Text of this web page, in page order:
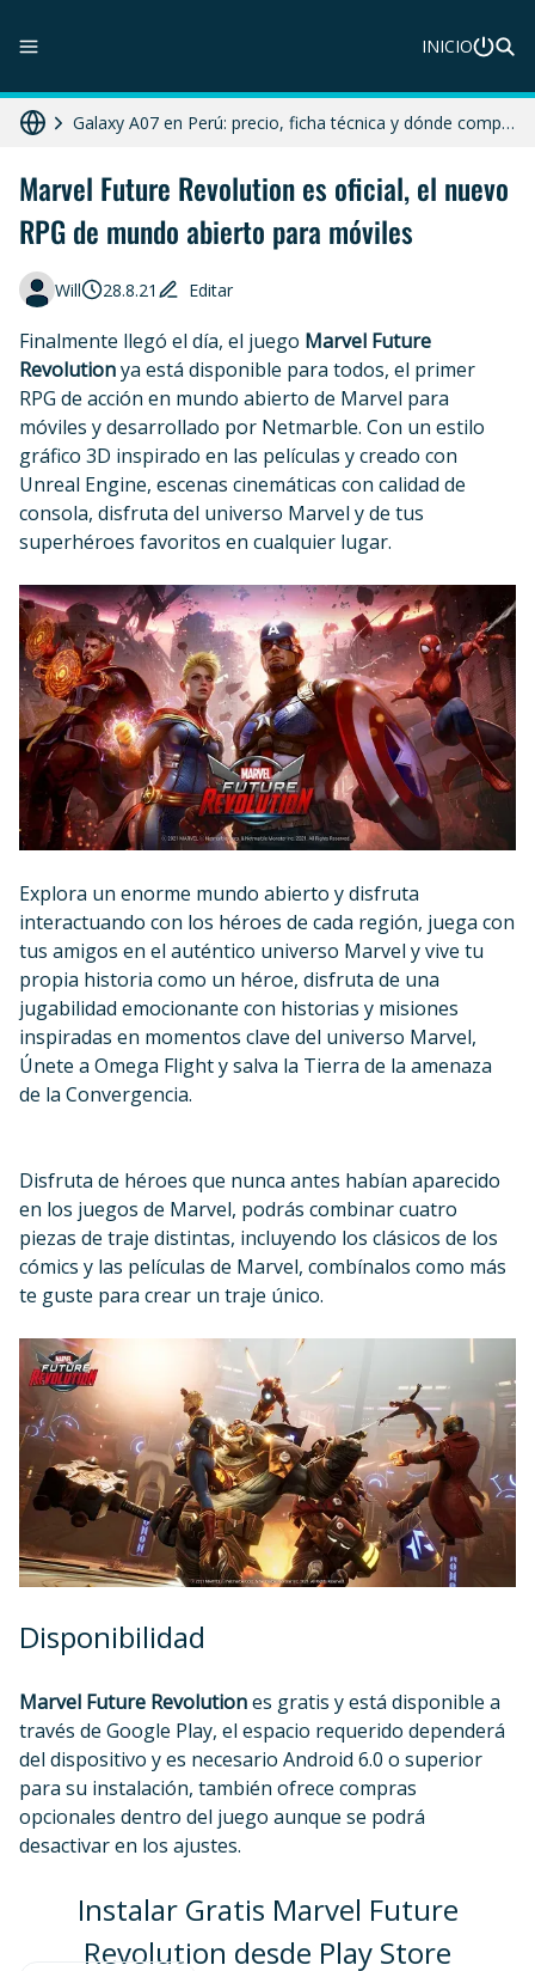
INICIO
Galaxy A07 en Perú: precio, ficha técnica y dónde comprar
Marvel Future Revolution es oficial, el nuevo
RPG de mundo abierto para móviles
Will 28.8.21 Editar
Finalmente llegó el día, el juego Marvel Future
Revolutionya está disponible para todos, el primer
RPG de acción en mundo abierto de Marvel para
móviles y desarrollado por Netmarble. Con un estilo
gráfico 3D inspirado en las películas y creado con
Unreal Engine, escenas cinemáticas con calidad de
consola, disfruta del universo Marvel y de tus
superhéroes favoritos en cualquier lugar.
Explora un enorme mundo abierto y disfruta
interactuando con los héroes de cada región, juega con
tus amigos en el auténtico universo Marvel y vive tu
propia historia como un héroe, disfruta de una
jugabilidad emocionante con historias y misiones
inspiradas en momentos clave del universo Marvel,
Únete a Omega Flight y salva la Tierra de la amenaza
de la Convergencia.
Disfruta de héroes que nunca antes habían aparecido
en los juegos de Marvel, podrás combinar cuatro
piezas de traje distintas, incluyendo los clásicos de los
cómics y las películas de Marvel, combínalos como más
te guste para crear un traje único.
Disponibilidad
Marvel Future Revolutiones gratis y está disponible a
través de Google Play, el espacio requerido dependerá
del dispositivo y es necesario Android 6.0 o superior
para su instalación, también ofrece compras
opcionales dentro del juego aunque se podrá
desactivar en los ajustes.
Instalar Gratis Marvel Future
Revolution desde Play Store